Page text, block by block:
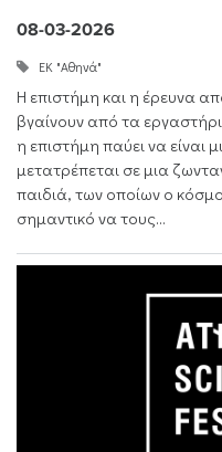
08-03-2026
ΕΚ "Αθηνά"
Η επιστήμη και η έρευνα
βγαίνουν από τα
η επιστήμη παύει να είναι
μετατρέπεται σε μια
παιδιά, των οποίων ο
σημαντικό να τους...